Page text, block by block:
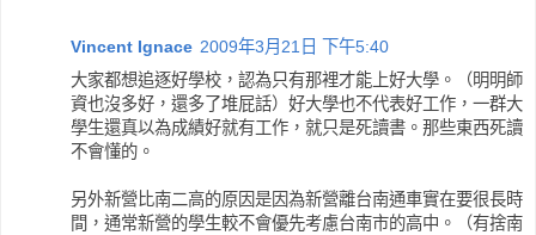
Vincent Ignace 2009年3月21日 下午5:40
大家都想追逐好學校，認為只有那裡才能上好大學。（明明師
資也沒多好，還多了堆屁話）好大學也不代表好工作，一群大
學生還真以為成績好就有工作，就只是死讀書。那些東西死讀
不會懂的。
另外新營比南二高的原因是因為新營離台南通車實在要很長時
間，通常新營的學生較不會優先考慮台南市的高中。（有捨南